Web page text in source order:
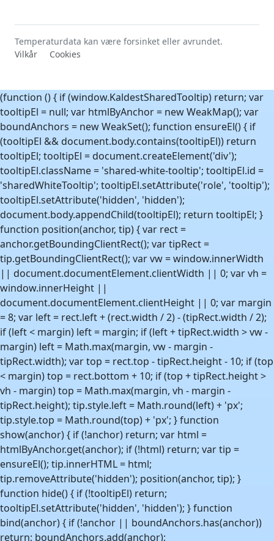
Temperaturdata kan være forsinket eller avrundet.
Vilkår
Cookies
(function () { if (window.KaldestSharedTooltip) return; var
tooltipEl = null; var htmlByAnchor = new WeakMap(); var
boundAnchors = new WeakSet(); function ensureEl() { if
(tooltipEl && document.body.contains(tooltipEl)) return
tooltipEl; tooltipEl = document.createElement('div');
tooltipEl.className = 'shared-white-tooltip'; tooltipEl.id =
'sharedWhiteTooltip'; tooltipEl.setAttribute('role', 'tooltip');
tooltipEl.setAttribute('hidden', 'hidden');
document.body.appendChild(tooltipEl); return tooltipEl; }
function position(anchor, tip) { var rect =
anchor.getBoundingClientRect(); var tipRect =
tip.getBoundingClientRect(); var vw = window.innerWidth
|| document.documentElement.clientWidth || 0; var vh =
window.innerHeight ||
document.documentElement.clientHeight || 0; var margin
= 8; var left = rect.left + (rect.width / 2) - (tipRect.width / 2);
if (left < margin) left = margin; if (left + tipRect.width > vw -
margin) left = Math.max(margin, vw - margin -
tipRect.width); var top = rect.top - tipRect.height - 10; if (top
< margin) top = rect.bottom + 10; if (top + tipRect.height >
vh - margin) top = Math.max(margin, vh - margin -
tipRect.height); tip.style.left = Math.round(left) + 'px';
tip.style.top = Math.round(top) + 'px'; } function
show(anchor) { if (!anchor) return; var html =
htmlByAnchor.get(anchor); if (!html) return; var tip =
ensureEl(); tip.innerHTML = html;
tip.removeAttribute('hidden'); position(anchor, tip); }
function hide() { if (!tooltipEl) return;
tooltipEl.setAttribute('hidden', 'hidden'); } function
bind(anchor) { if (!anchor || boundAnchors.has(anchor))
return; boundAnchors.add(anchor);